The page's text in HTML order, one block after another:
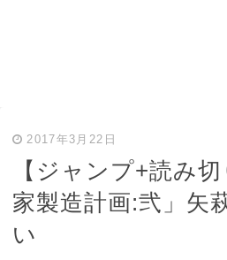
2017年3月22日
【ジャンプ+読み
家製造計画:弐」矢
い